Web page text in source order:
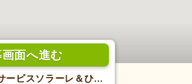
面へ進む
美と健康のデイサービスソラーレ＆ひだまり